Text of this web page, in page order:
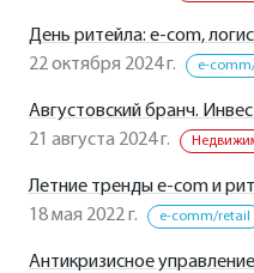
День ритейла: e-com,
22 октября 2024 г.
e-
Августовский бранч.
21 августа 2024 г.
Летние тренды e-com и
18 мая 2022 г.
e-comm/retail
Антикризисное